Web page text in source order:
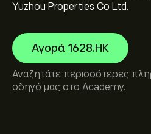
Yuzhou Properties Co Ltd.
Αγορά 1628.HK
Αναζητάτε περισσότερες
οδηγό μας στο Academy.